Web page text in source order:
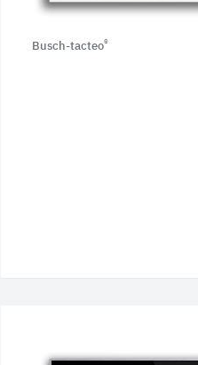
Busch-tacteo®